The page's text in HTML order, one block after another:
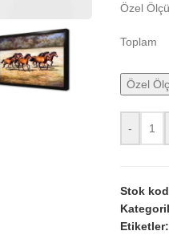
Özel
Toplam
Özel
-
Stok
Etiketler: